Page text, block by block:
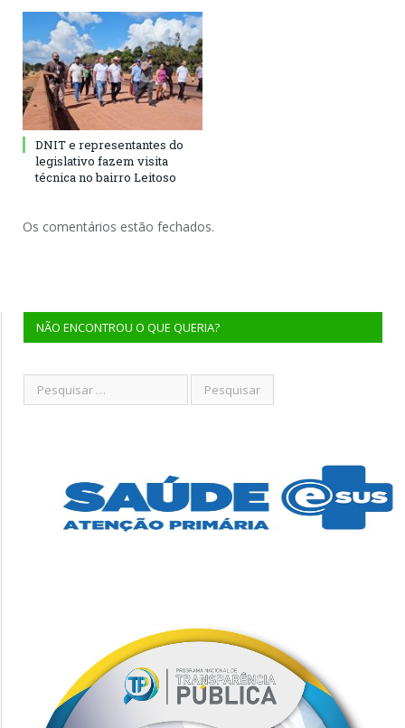
DNIT e representantes do
legislativo fazem visita
técnica no bairro Leitoso
Os comentários estão fechados.
NÃO ENCONTROU O QUE QUERIA?